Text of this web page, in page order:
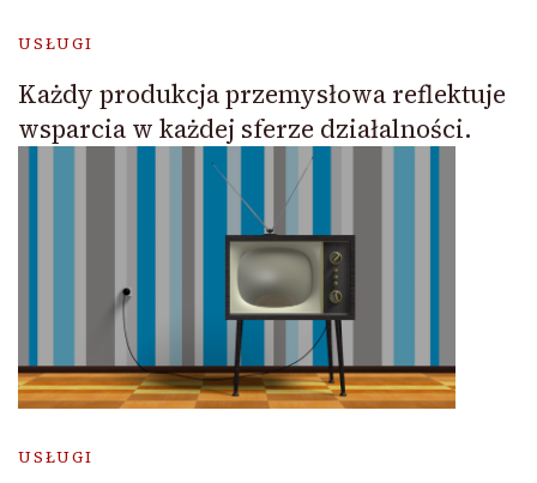
USŁUGI
Każdy produkcja przemysłowa reflektuje
wsparcia w każdej sferze działalności.
USŁUGI